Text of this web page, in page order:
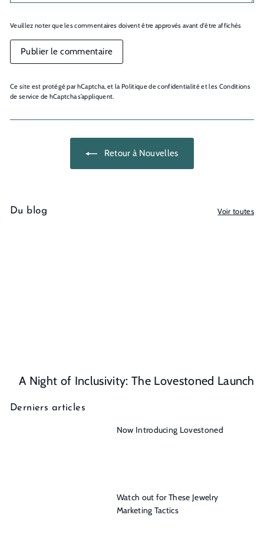
Veuillez noter que les commentaires doivent être approvés avant d'être affichés
Publier le commentaire
Ce site est protégé par hCaptcha, et laPolitique de confidentialitéet les Conditions
de service de hCaptcha s’appliquent.
Retour à Nouvelles
Du blog Voir toutes
A Night of Inclusivity: The Lovestoned Launch
Derniers articles
Now Introducing Lovestoned
Watch out for These Jewelry
Marketing Tactics